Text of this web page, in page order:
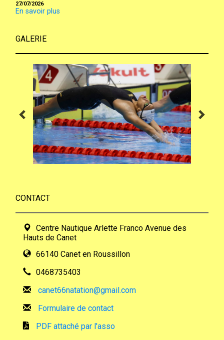
27/07/2026
En savoir plus
GALERIE
CONTACT
Centre Nautique Arlette Franco Avenue des
Hauts de Canet
66140 Canet en Roussillon
0468735403
canet66natation@gmail.com
Formulaire de contact
PDF attaché par l'asso